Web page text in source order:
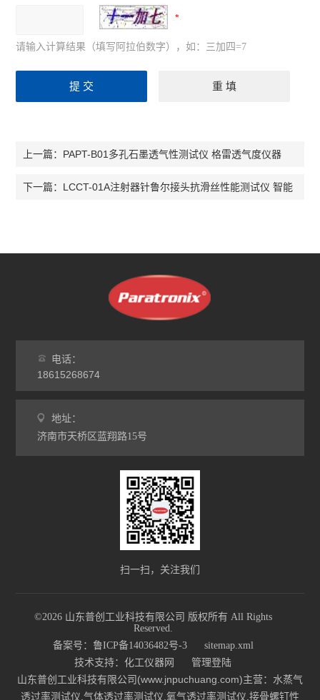
请输入计算结果（填写阿拉伯数字），如：三加四=7
上一篇： PAPT-B01多孔石墨透气性测试仪 格雷透气度仪器
下一篇： LCCT-01A注射器针鲁尔接头抗滑丝性能测试仪 智能
电话：
18615268674
地址：
济南市天桥区蓝翔路15号
扫一扫，关注我们
©2026 山东普创工业科技有限公司 版权所有 All Rights
Reserved.
备案号：鲁ICP备14036482号-3
sitemap.xml
技术支持： 化工仪器网 管理登陆
山东普创工业科技有限公司(www.jnpuchuang.com)主营：水蒸气
透过率测试仪,气体透过率测试仪,氧气透过率测试仪,接骨螺钉性